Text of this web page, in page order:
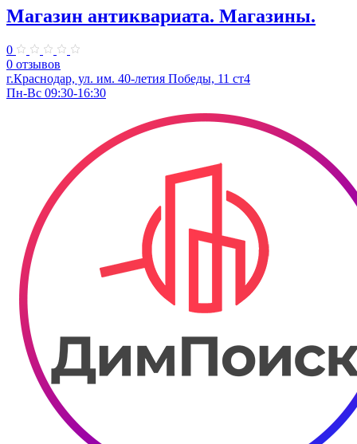
Магазин антиквариата. Магазины.
0
0 отзывов
г.Краснодар, ​ул. им. 40-летия Победы, 11 ст4
Пн-Вс 09:30-16:30